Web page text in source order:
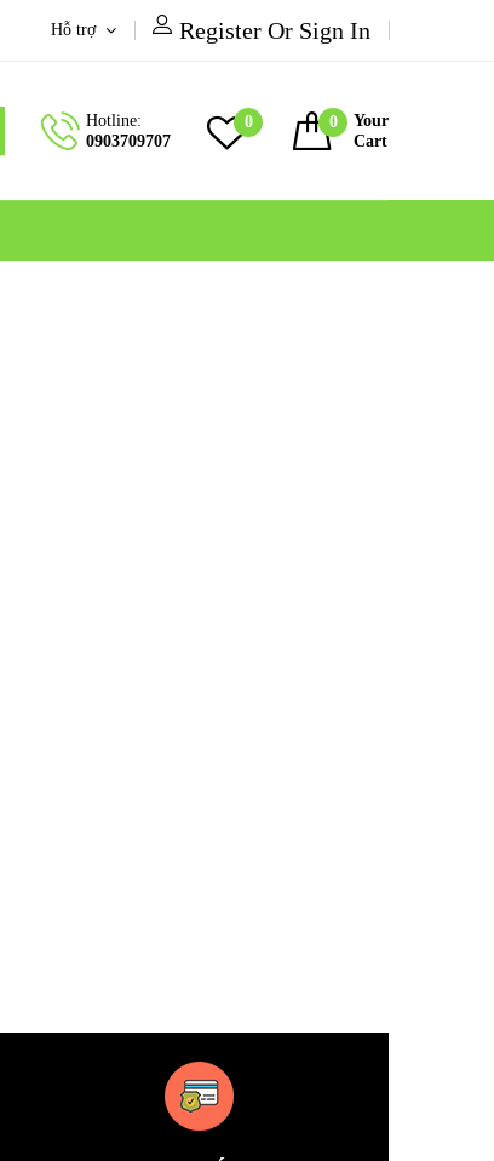
Hỗ trợ Register Or Sign In
Hotline:
0903709707
0 0
Your
Cart